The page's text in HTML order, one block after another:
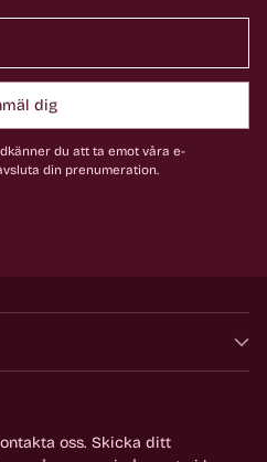
dig
du att ta emot våra e-
din prenumeration.
oss. Skicka ditt